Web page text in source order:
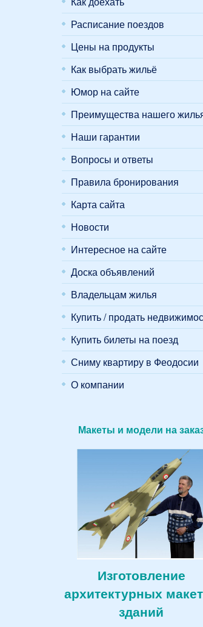
Расписание поездов
Цены на продукты
Как выбрать жильё
Юмор на сайте
Преимущества нашего
Наши гарантии
Вопросы и ответы
Правила бронирования
Карта сайта
Новости
Интересное на сайте
Доска объявлений
Владельцам жилья
Купить / продать
Купить билеты на поезд
Сниму квартиру в Феодосии
О компании
Макеты и модели на
Изготовление
архитектурных
зданий